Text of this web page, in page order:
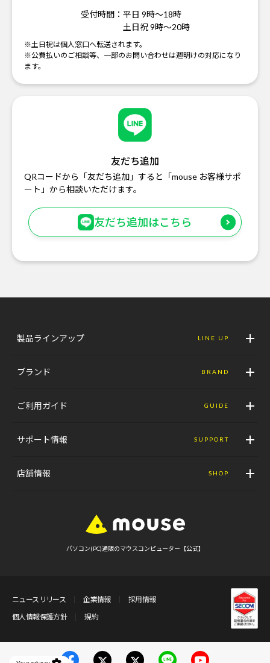
受付時間： 平日 9時～18時
土日祝 9時～20時
※土日祝は個人窓口へ転送されます。
※公費払いのご相談等、一部のお問い合わせは週明けの対応になり
ます。
友だち追加
QRコードから「友だち追加」すると「mouse お客様サポ
ート」から相談いただけます。
友だち追加はこちら
製品ラインアップ LINE UP
ブランド BRAND
ご利用ガイド GUIDE
サポート情報 SUPPORT
店舗情報 SHOP
パソコン(PC)通販のマウスコンピューター【公式】
ニュースリリース 企業情報
採用情報
個人情報保護方針
規約